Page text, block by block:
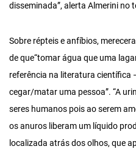
disseminada”, alerta Almerini no
Sobre répteis e anfíbios,
de que“tomar água que uma
referência na literatura científica
cegar/matar uma pessoa”. “A
seres humanos pois ao serem
os anuros liberam um líquido
localizada atrás dos olhos, que